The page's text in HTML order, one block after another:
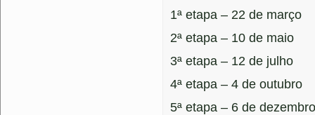
1ª etapa – 22 de março
2ª etapa – 10 de maio
3ª etapa – 12 de julho
4ª etapa – 4 de outubro
5ª etapa – 6 de dezembro